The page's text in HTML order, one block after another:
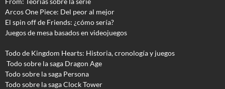
Arcos One Piece: Del peor al mejor
El spin off de Friends: ¿cómo sería?
Juegos de mesa basados en videojuegos
Todo de Kingdom Hearts: Historia, cronología y juegos
Todo sobre la saga Dragon Age
Todo sobre la saga Persona
Todo sobre la saga Clock Tower